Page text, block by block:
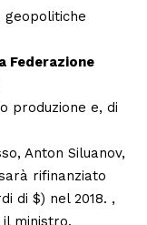
geopolitiche
Federazione
produzione e, di
Anton Siluanov,
rifinanziato
di $) nel 2018. ,
ministro.